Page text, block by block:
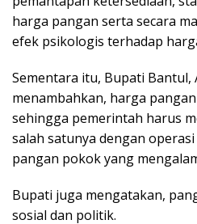
harga pangan serta secara
efek psikologis terhadap
Sementara itu, Bupati Bantul,
menambahkan, harga
sehingga pemerintah harus
salah satunya dengan
pangan pokok yang
Bupati juga mengatakan,
sosial dan politik.